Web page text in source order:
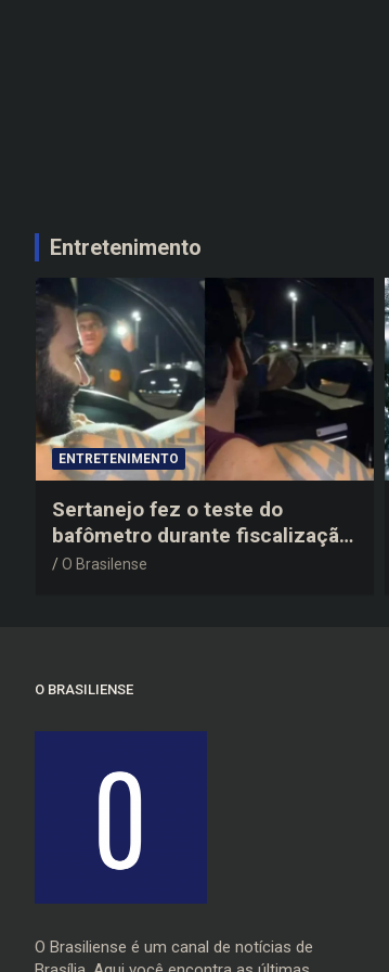
Entretenimento
ENTRETENIMENTO
Sertanejo fez o teste do
bafômetro durante fiscalização
na estrada, deu resultado
O Brasilense
O BRASILIENSE
O Brasiliense é um canal de notícias de